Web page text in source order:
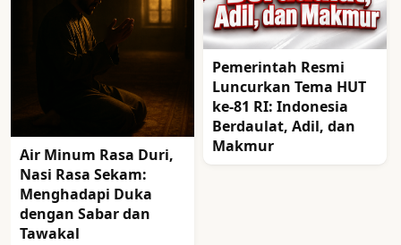
Air Minum Rasa Duri,
Nasi Rasa Sekam:
Menghadapi Duka
dengan Sabar dan
Tawakal
Pemerintah Resmi
Luncurkan Tema HUT
ke-81 RI: Indonesia
Berdaulat, Adil, dan
Makmur